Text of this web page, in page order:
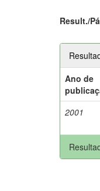
Result./
Ano de
2001